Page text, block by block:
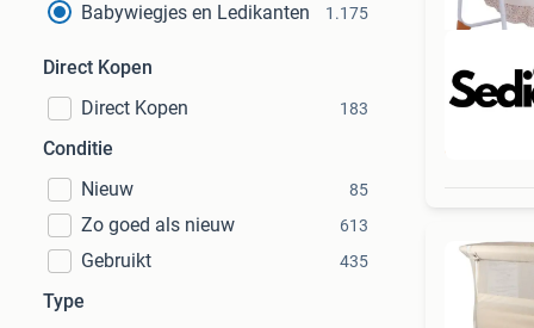
Babywiegjes en Ledikanten
1.175
Direct Kopen
Direct Kopen
183
Conditie
Nieuw
85
Zo goed als nieuw 613
Gebruikt 435
Type